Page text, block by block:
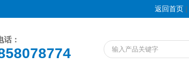
返回首页 |
话：